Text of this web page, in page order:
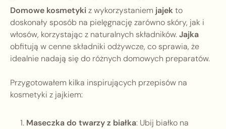
Domowe kosmetykiz wykorzystaniem jajekto
doskonały sposób na pielęgnację zarówno skóry, jak i
włosów, korzystając z naturalnych składników.Jajka
obfitują w cenne składniki odżywcze, co sprawia, że
idealnie nadają się do różnych domowych preparatów.
Przygotowałem kilka inspirujących przepisów na
kosmetyki z jajkiem:
Maseczka do twarzy z białka: Ubij białko na